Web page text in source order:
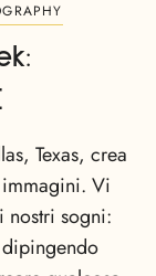
Texas, crea
Vi
nostri sogni: